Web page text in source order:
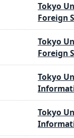
Tokyo
Foreign
Tokyo
Foreign
Tokyo
Tokyo